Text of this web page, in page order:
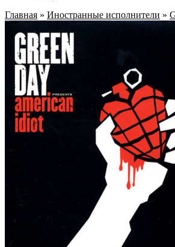
Главная » Иностранные исполнители »